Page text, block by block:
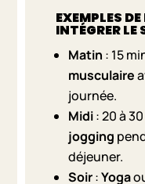
EXEMPLES
INTÉGRER LE
Matin : 15
musculaire
journée.
Midi: 20 à
jogging
déjeuner.
Soir:Yoga